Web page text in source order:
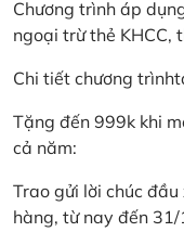
Chương trình áp
ngoại trừ thẻ KHCC,
Chi tiết chương trình
Tặng đến 999k khi
cả năm:
Trao gửi lời chúc
hàng, từ nay đến